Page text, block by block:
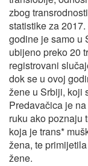
zbog
statistike za
godine je samo u
ubijeno preko 20
registrovani
dok se u ovoj
žene u Srbiji, koji
Predavačica je
ruku ako poznaju
koja je trans*
žena, te
žene.